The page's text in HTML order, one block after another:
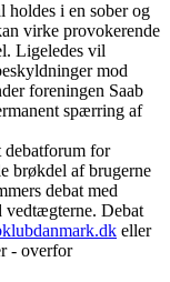
holdes i en sober og
virke provokerende
Ligeledes vil
mod
foreningen Saab
spærring af
debatforum for
brøkdel af brugerne
debat med
vedtægterne. Debat
eller
- overfor